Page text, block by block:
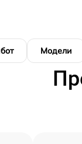
Модели